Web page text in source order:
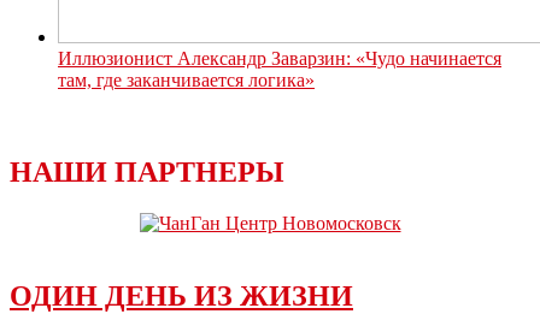
Иллюзионист Александр Заварзин: «Чудо начинается
там, где заканчивается логика»
НАШИ ПАРТНЕРЫ
ОДИН ДЕНЬ ИЗ ЖИЗНИ